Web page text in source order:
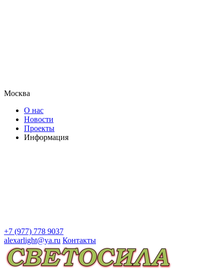
Москва
О нас
Новости
Проекты
Информация
+7 (977) 778 9037
alexarlight@ya.ru Контакты